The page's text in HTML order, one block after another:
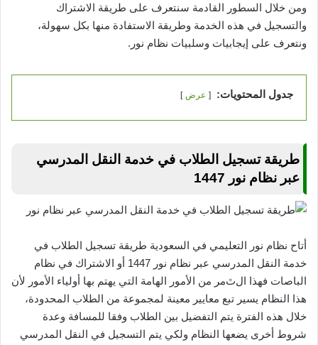
ومن خلال السطور القادمة سنتعرف على طريقة الاشتراك
والتسجيل في هذه الخدمة وطريقة الاستفادة منها بكل سهولة،
ونتعرف على إيجابيات وسلبيات نظام نور.
جدول المحتويات: عرض
طريقة تسجيل الطلاب في خدمة النقل المدرسي
عبر نظام نور 1447
أتاح نظام نور التعليمي في السعودية طريقة تسجيل الطلاب في
خدمة النقل المدرسي عبر نظام نور 1447 أو الاشتراك في نظام
الباصات فهذا الﭢمر من الأمور الهامة التي يهتم بها أولياء الأمور لأن
هذا النظام يسير تبع معايير معينة لمجموعة من الطلاب المحدودة،
خلال هذه الفترة يتم التفضيل بين الطلاب وفقا للمسافة وعدة
شروط أخرى يضعها النظام ولكي يتم التسجيل في النقل المدرسي